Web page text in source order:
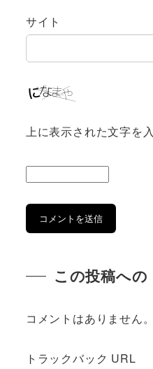
サイト
上に表示された文字を
この投稿へ
コメントはありません。
トラックバック URL